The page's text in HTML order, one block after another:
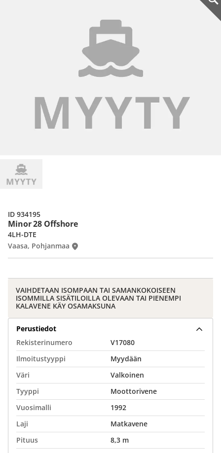
Minor 28 Offshore
4LH-DTE
Vaasa, Pohjanmaa
ID 934195
VAIHDETAAN ISOMPAAN TAI SAMANKOKOISEEN
ISOMMILLA SISÄTILOILLA OLEVAAN TAI PIENEMPI
KALAVENE KÄY OSAMAKSUNA
Perustiedot
Rekisterinumero
V17080
Ilmoitustyyppi
Myydään
Väri
Valkoinen
Tyyppi
Moottorivene
Vuosimalli
1992
Laji
Matkavene
Pituus
8,3 m